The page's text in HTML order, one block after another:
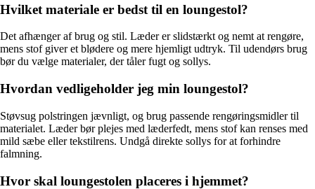
Hvilket materiale er bedst til en loungestol?
Det afhænger af brug og stil. Læder er slidstærkt og nemt at rengøre,
mens stof giver et blødere og mere hjemligt udtryk. Til udendørs brug
bør du vælge materialer, der tåler fugt og sollys.
Hvordan vedligeholder jeg min loungestol?
Støvsug polstringen jævnligt, og brug passende rengøringsmidler til
materialet. Læder bør plejes med læderfedt, mens stof kan renses med
mild sæbe eller tekstilrens. Undgå direkte sollys for at forhindre
falmning.
Hvor skal loungestolen placeres i hjemmet?